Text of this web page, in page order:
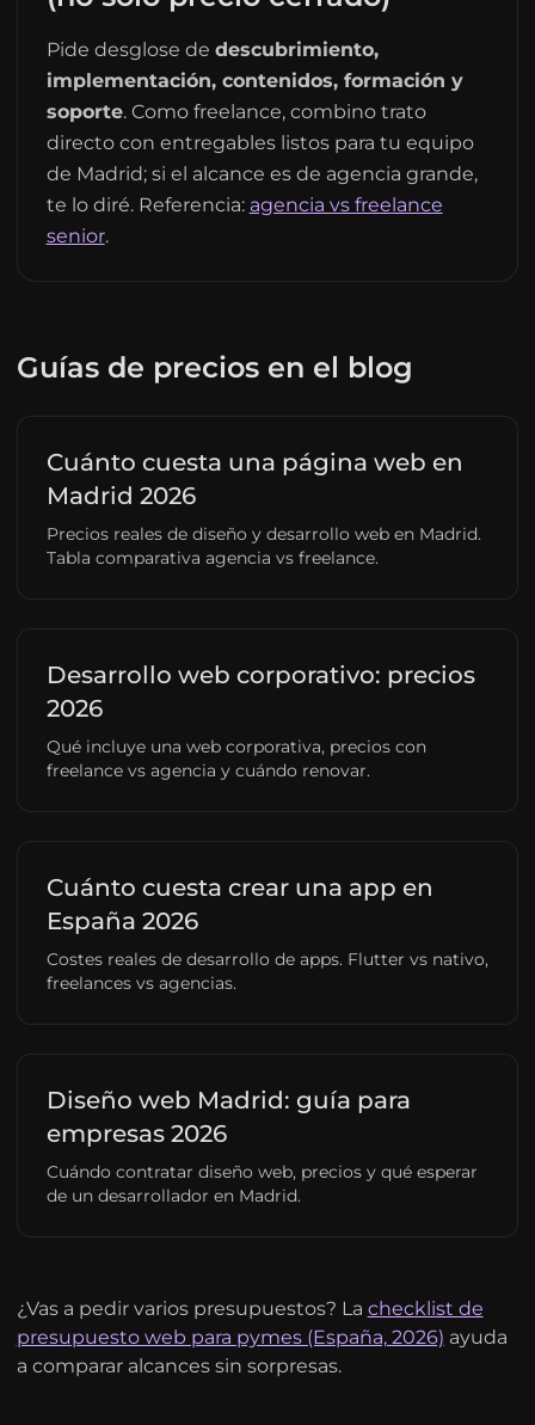
Pide desglose de descubrimiento,
implementación, contenidos, formación y
soporte. Como freelance, combino trato
directo con entregables listos para tu equipo
de Madrid; si el alcance es de agencia grande,
te lo diré. Referencia: agencia vs freelance
senior.
Guías de precios en el blog
Cuánto cuesta una página web en
Madrid 2026
Precios reales de diseño y desarrollo web en Madrid.
Tabla comparativa agencia vs freelance.
Desarrollo web corporativo: precios
2026
Qué incluye una web corporativa, precios con
freelance vs agencia y cuándo renovar.
Cuánto cuesta crear una app en
España 2026
Costes reales de desarrollo de apps. Flutter vs nativo,
freelances vs agencias.
Diseño web Madrid: guía para
empresas 2026
Cuándo contratar diseño web, precios y qué esperar
de un desarrollador en Madrid.
¿Vas a pedir varios presupuestos? La checklist de
presupuesto web para pymes (España, 2026) ayuda
a comparar alcances sin sorpresas.